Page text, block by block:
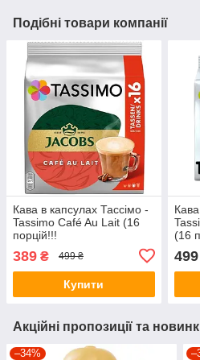
Подібні товари компанії
Кава в капсулах Тассімо -
Tassimo Café Au Lait (16
порцій!!!
389 ₴ 499 ₴
Купити
(16
499
Акційні пропозиції та
–34%